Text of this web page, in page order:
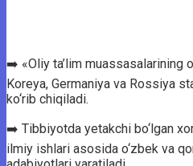
➡️ «Oliy ta’lim muassasalarining
Koreya, Germaniya va Rossiya
ko‘rib chiqiladi.
➡️ Tibbiyotda yetakchi bo‘lgan
ilmiy ishlari asosida o‘zbek va